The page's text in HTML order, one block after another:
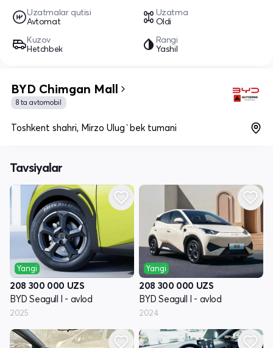
Uzatmalar qutisi
Avtomat
Uzatma
Oldi
Kuzov
Hetchbek
Rangi
Yashil
BYD Chimgan Mall
8 ta avtomobil
Toshkent shahri, Mirzo Ulug`bek tumani
Tavsiyalar
Yangi
208 300 000 UZS
BYD Seagull I - avlod
2025
Yangi
208 300 000 UZS
BYD Seagull I - avlod
2024